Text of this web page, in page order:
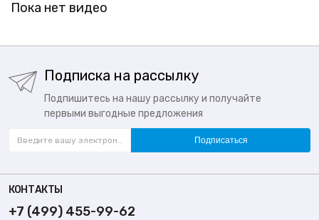
Пока нет видео
Подписка на рассылку
Подпишитесь на нашу рассылку и получайте
первыми выгодные предложения
Подписаться
КОНТАКТЫ
+7 (499) 455-99-62